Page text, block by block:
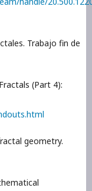
Trabajo fin de
(Part 4):
geometry.